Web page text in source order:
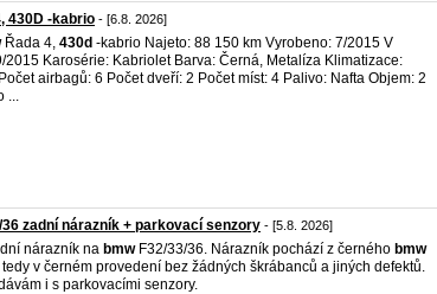
430D -kabrio - [6.8. 2026]
Řada 4, 430d -kabrio Najeto: 88 150 km Vyrobeno: 7/2015 V
2015 Karosérie: Kabriolet Barva: Černá, Metalíza Klimatizace:
airbagů: 6 Počet dveří: 2 Počet míst: 4 Palivo: Nafta Objem: 2
...
36 zadní nárazník + parkovací senzory - [5.8. 2026]
nárazník na bmwF32/33/36. Nárazník pochází z černého bmw
tedy v černém provedení bez žádných škrábanců a jiných defektů.
i s parkovacími senzory.